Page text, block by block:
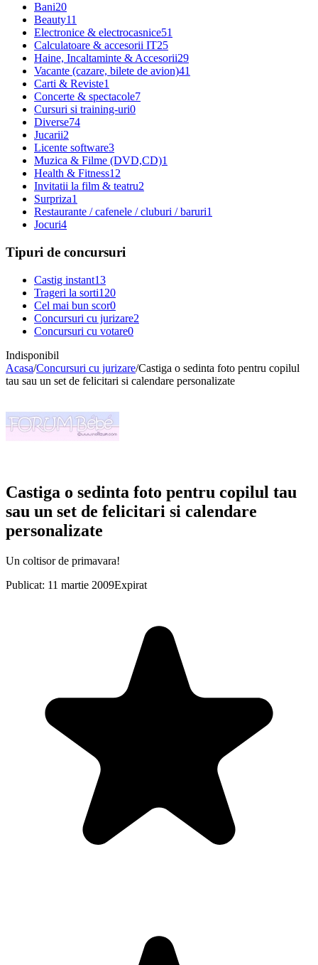
Bani20
Beauty11
Electronice & electrocasnice51
Calculatoare & accesorii IT25
Haine, Incaltaminte & Accesorii29
Vacante (cazare, bilete de avion)41
Carti & Reviste1
Concerte & spectacole7
Cursuri si training-uri0
Diverse74
Jucarii2
Licente software3
Muzica & Filme (DVD,CD)1
Health & Fitness12
Invitatii la film & teatru2
Surpriza1
Restaurante / cafenele / cluburi / baruri1
Jocuri4
Tipuri de concursuri
Castig instant13
Trageri la sorti120
Cel mai bun scor0
Concursuri cu jurizare2
Concursuri cu votare0
Indisponibil
Acasa/Concursuri cu jurizare/Castiga o sedinta foto pentru copilul
tau sau un set de felicitari si calendare personalizate
Castiga o sedinta foto pentru copilul tau
sau un set de felicitari si calendare
personalizate
Un coltisor de primavara!
Publicat: 11 martie 2009Expirat